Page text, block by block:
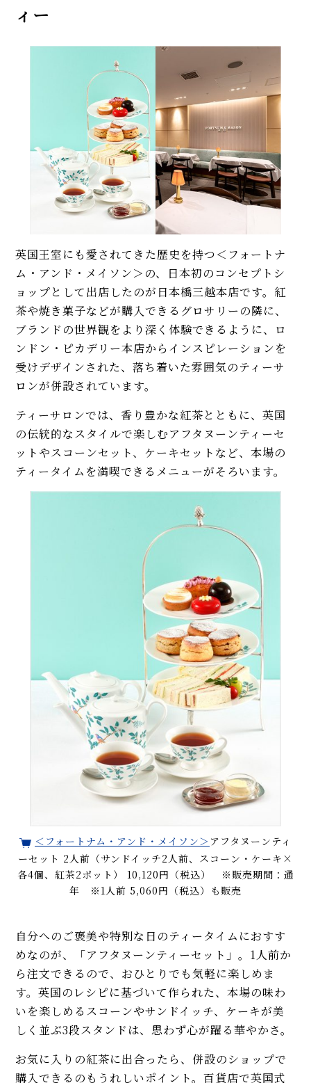
ィー
英国王室にも愛されてきた歴史を持つ＜フォートナ
ム・アンド・メイソン＞の、日本初のコンセプトシ
ョップとして出店したのが日本橋三越本店です。紅
茶や焼き菓子などが購入できるグロサリーの隣に、
ブランドの世界観をより深く体験できるように、ロ
ンドン・ピカデリー本店からインスピレーションを
受けデザインされた、落ち着いた雰囲気のティーサ
ロンが併設されています。
ティーサロンでは、香り豊かな紅茶とともに、英国
の伝統的なスタイルで楽しむアフタヌーンティーセ
ットやスコーンセット、ケーキセットなど、本場の
ティータイムを満喫できるメニューがそろいます。
＜フォートナム・アンド・メイソン＞ アフタヌーンティ
ーセット 2人前（サンドイッチ2人前、スコーン・ケーキ×
各4個、紅茶2ポット） 10,120円（税込） ※販売期間：通
年 ※1人前 5,060円（税込）も販売
自分へのご褒美や特別な日のティータイムにおすす
めなのが、「アフタヌーンティーセット」。1人前か
ら注文できるので、おひとりでも気軽に楽しめま
す。英国のレシピに基づいて作られた、本場の味わ
いを楽しめるスコーンやサンドイッチ、ケーキが美
しく並ぶ3段スタンドは、思わず心が躍る華やかさ。
お気に入りの紅茶に出合ったら、併設のショップで
購入できるのもうれしいポイント。百貨店で英国式